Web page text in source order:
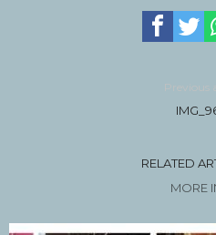
Previous
RELATED
MORE